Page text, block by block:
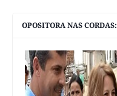
OPOSITORA NAS CORDAS: